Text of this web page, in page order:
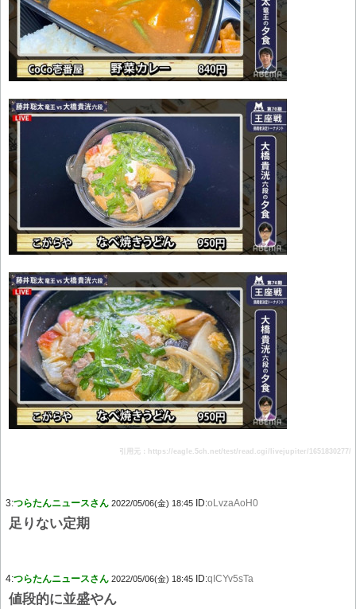
引用元：https://eagle.5ch.net/test/read.cgi/livejupiter/1651830277/
3:つらたんニュースさん 2022/05/06(金) 18:45 ID:oLvzaAoH0
足りない定期
4:つらたんニュースさん 2022/05/06(金) 18:45 ID:qICYv5sTa
値段的に並盛やん